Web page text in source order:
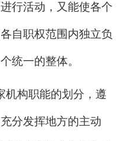
行活动，又能使各个
自职权范围内独立负
统一的整体。
机构职能的划分，遵
分发挥地方的主动